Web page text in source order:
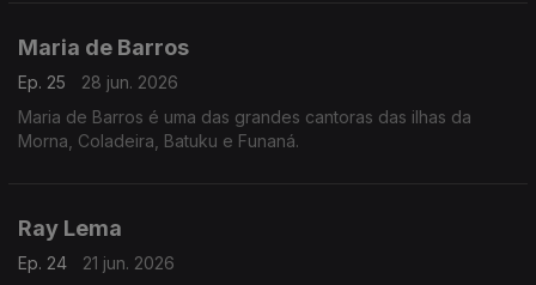
Maria de Barros
Ep. 25
28 jun. 2026
Maria de Barros é uma das grandes cantoras das ilhas da
Morna, Coladeira, Batuku e Funaná.
Ray Lema
Ep. 24
21 jun. 2026